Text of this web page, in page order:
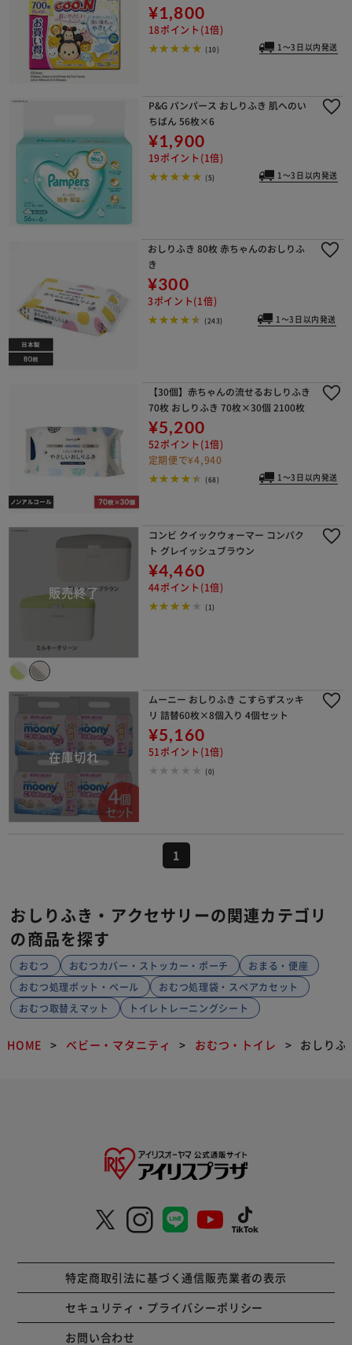
¥1,800
18ポイント(1倍)
(10) 1～3日以内発送
P&G パンパース おしりふき 肌へのい
ちばん 56枚×6
¥1,900
19ポイント(1倍)
(5) 1～3日以内発送
おしりふき 80枚 赤ちゃんのおしりふ
き
¥300
3ポイント(1倍)
(243) 1～3日以内発送
【30個】赤ちゃんの流せるおしりふき
70枚 おしりふき 70枚×30個 2100枚
¥5,200
52ポイント(1倍)
定期便で¥4,940
(68) 1～3日以内発送
コンビ クイックウォーマー コンパク
ト グレイッシュブラウン
¥4,460
44ポイント(1倍)
(1)
ムーニー おしりふき こすらずスッキ
リ 詰替60枚×8個入り 4個セット
¥5,160
51ポイント(1倍)
(0)
1
おしりふき・アクセサリーの関連カテゴリ
の商品を探す
おむつ おむつカバー・ストッカー・ポーチ
おまる・便座
おむつ処理ポット・ペール
おむつ処理袋・スペアカセット
おむつ取替えマット
トイレトレーニングシート
HOME ベビー・マタニティ おむつ・トイレ おしりふ
特定商取引法に基づく通信販売業者の表示
セキュリティ・プライバシーポリシー
お問い合わせ